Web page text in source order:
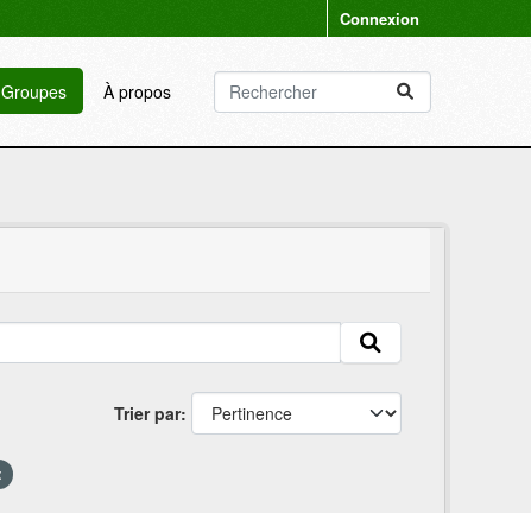
Connexion
Groupes À propos
Trier par